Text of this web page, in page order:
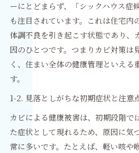
ーにとどまらず、「シックハウス症
も注目されています。これは住宅内
体調不良を引き起こす状態であり、
因のひとつです。つまりカビ対策は
く、住まい全体の健康管理といえる
す。
1-2. 見落としがちな初期症状と注意
カビによる健康被害は、初期段階で
た症状として現れるため、原因に気
常に多いです。たとえば、軽い咳や